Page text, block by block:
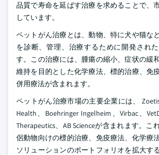
品質で寿命を延ばす治療を求めることで、
しています。
ペットがん治療とは、動物、特に犬や猫な
を診断、管理、治療するために開発され
す。この治療には、腫瘍の縮小、症状の緩
維持を目的とした化学療法、標的治療、免
併用療法が含まれます。
ペットがん治療市場の主要企業には、
Health、Boehringer Ingelheim、Virbac、
Therapeutics、AB Scienceが含まれます。こ
侶動物向けの標的治療、免疫療法、化学療
ソリューションのポートフォリオを拡大す